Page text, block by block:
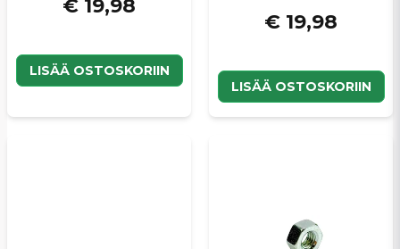
€ 19,98
LISÄÄ OSTOSKORIIN
€ 19,98
LISÄÄ OSTOSKORIIN